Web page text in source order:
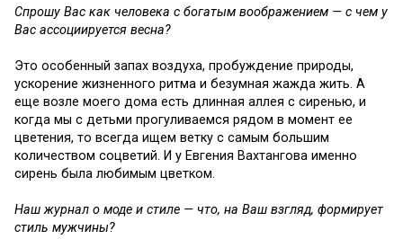
Спрошу Вас как человека с богатым воображением — с чем у
Вас ассоциируется весна?
Это особенный запах воздуха, пробуждение природы,
ускорение жизненного ритма и безумная жажда жить. А
еще возле моего дома есть длинная аллея с сиренью, и
когда мы с детьми прогуливаемся рядом в момент ее
цветения, то всегда ищем ветку с самым большим
количеством соцветий. И у Евгения Вахтангова именно
сирень была любимым цветком.
Наш журнал о моде и стиле — что, на Ваш взгляд, формирует
стиль мужчины?